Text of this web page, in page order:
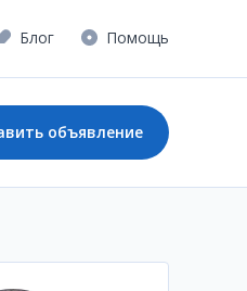
Блог Помощь
объявление